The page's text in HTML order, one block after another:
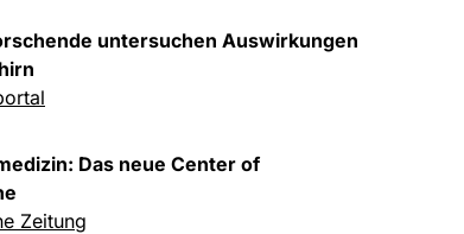
untersuchen Auswirkungen
Das neue Center of
Zeitung